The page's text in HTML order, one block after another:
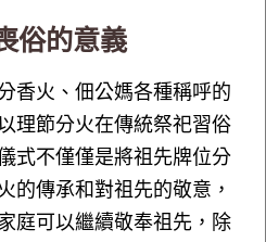
俗的意義
香火、佃公媽各種稱呼的
理節分火在傳統祭祀習俗
式不僅僅是將祖先牌位分
的傳承和對祖先的敬意，
庭可以繼續敬奉祖先，除